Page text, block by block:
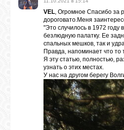
VEL, Огромное Спасибо за
дороговато.Меня
"Это случилось в 1972
безлюдную палатку. Ее
спальных мешков, так и
Правда, напоминает что то
Я эту статью, полностью,
узнать о этих местах.
У нас на другом берегу